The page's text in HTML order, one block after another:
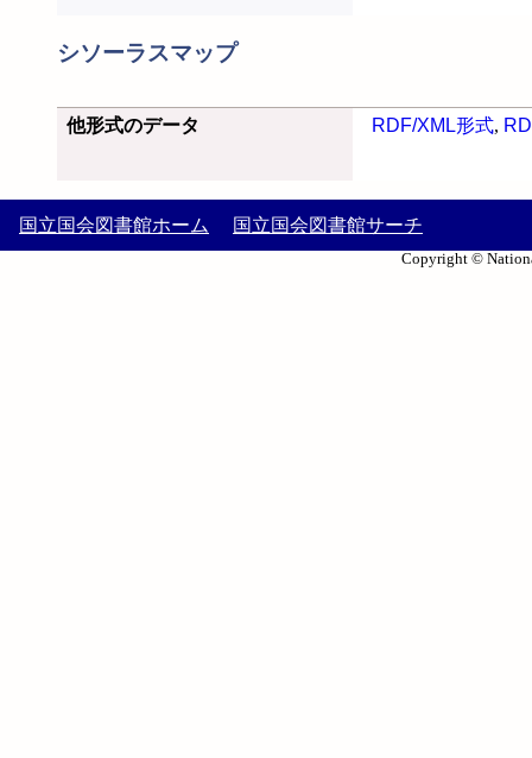
シソーラスマップ
他形式のデータ RDF/XML形式,
国立国会図書館ホーム 国立国会図書館サーチ
Copyright ©